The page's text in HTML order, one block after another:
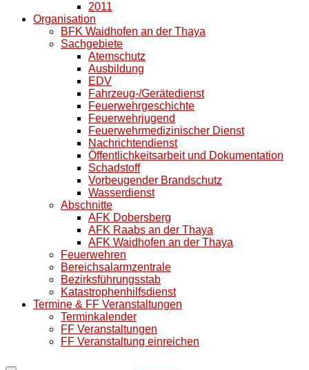
2011
Organisation
BFK Waidhofen an der Thaya
Sachgebiete
Atemschutz
Ausbildung
EDV
Fahrzeug-/Gerätedienst
Feuerwehrgeschichte
Feuerwehrjugend
Feuerwehrmedizinischer Dienst
Nachrichtendienst
Öffentlichkeitsarbeit und Dokumentation
Schadstoff
Vorbeugender Brandschutz
Wasserdienst
Abschnitte
AFK Dobersberg
AFK Raabs an der Thaya
AFK Waidhofen an der Thaya
Feuerwehren
Bereichsalarmzentrale
Bezirksführungsstab
Katastrophenhilfsdienst
Termine & FF Veranstaltungen
Terminkalender
FF Veranstaltungen
FF Veranstaltung einreichen